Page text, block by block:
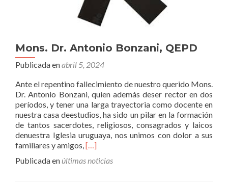
Mons. Dr. Antonio Bonzani, QEPD
Publicada enabril 5, 2024
Ante el repentino fallecimiento de nuestro querido Mons.
Dr. Antonio Bonzani, quien además deser rector en dos
períodos, y tener una larga trayectoria como docente en
nuestra casa deestudios, ha sido un pilar en la formación
de tantos sacerdotes, religiosos, consagrados y laicos
denuestra Iglesia uruguaya, nos unimos con dolor a sus
familiares y amigos,Leer
Dr.
[…]
Publicada enúltimas noticias